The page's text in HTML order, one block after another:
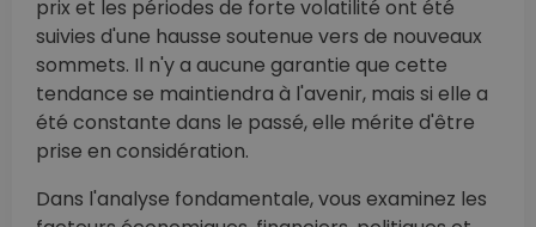
prix et les périodes de forte volatilité ont été
suivies d'une hausse soutenue vers de nouveaux
sommets. Il n'y a aucune garantie que cette
tendance se maintiendra à l'avenir, mais si elle a
été constante dans le passé, elle mérite d'être
prise en considération.
Dans l'analyse fondamentale, vous examinez les